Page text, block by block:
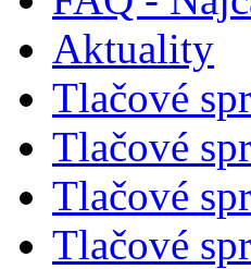
Aktuality
Tlačové
Tlačové
Tlačové
Tlačové